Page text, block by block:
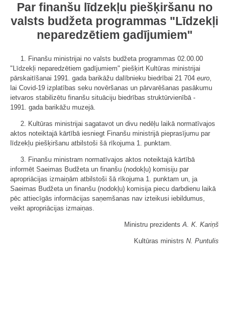
Par finanšu līdzekļu piešķiršanu no
valsts budžeta programmas "Līdzekļi
neparedzētiem gadījumiem"
1. Finanšu ministrijai no valsts budžeta programmas 02.00.00
"Līdzekļi neparedzētiem gadījumiem" piešķirt Kultūras ministrijai
pārskaitīšanai 1991. gada barikāžu dalībnieku biedrībai 21 704 euro,
lai Covid-19 izplatības seku novēršanas un pārvarēšanas pasākumu
ietvaros stabilizētu finanšu situāciju biedrības struktūrvienībā -
1991. gada barikāžu muzejā.
2. Kultūras ministrijai sagatavot un divu nedēļu laikā normatīvajos
aktos noteiktajā kārtībā iesniegt Finanšu ministrijā pieprasījumu par
līdzekļu piešķiršanu atbilstoši šā rīkojuma 1. punktam.
3. Finanšu ministram normatīvajos aktos noteiktajā kārtībā
informēt Saeimas Budžeta un finanšu (nodokļu) komisiju par
apropriācijas izmaiņām atbilstoši šā rīkojuma 1. punktam un, ja
Saeimas Budžeta un finanšu (nodokļu) komisija piecu darbdienu laikā
pēc attiecīgās informācijas saņemšanas nav izteikusi iebildumus,
veikt apropriācijas izmaiņas.
Ministru prezidentsA. K. Kariņš
Kultūras ministrs N. Puntulis